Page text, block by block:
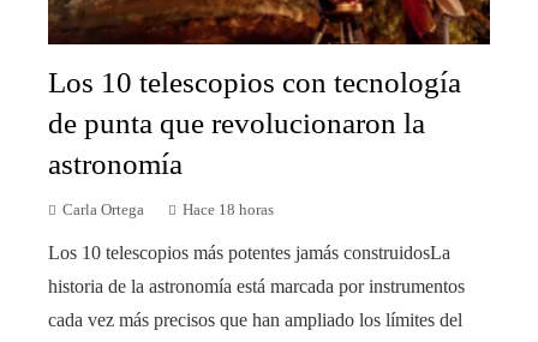
Los 10 telescopios con tecnología
de punta que revolucionaron la
astronomía
Carla Ortega Hace 18 horas
Los 10 telescopios más potentes jamás construidosLa
historia de la astronomía está marcada por instrumentos
cada vez más precisos que han ampliado los límites del